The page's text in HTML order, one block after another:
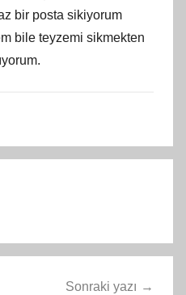
bir posta sikiyorum
bile teyzemi sikmekten
Sonraki yazı